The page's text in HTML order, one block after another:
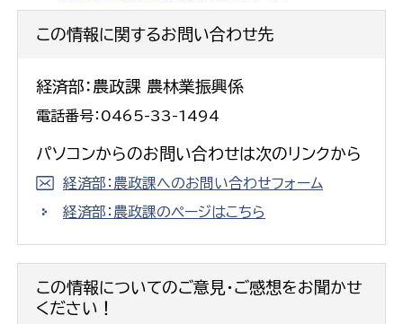
この情報に関するお問い合わせ先
経済部：農政課 農林業振興係
電話番号：0465-33-1494
パソコンからのお問い合わせは次のリンクから
経済部：農政課へのお問い合わせフォーム
経済部：農政課のページはこちら
この情報についてのご意見・ご感想をお聞かせ
ください！